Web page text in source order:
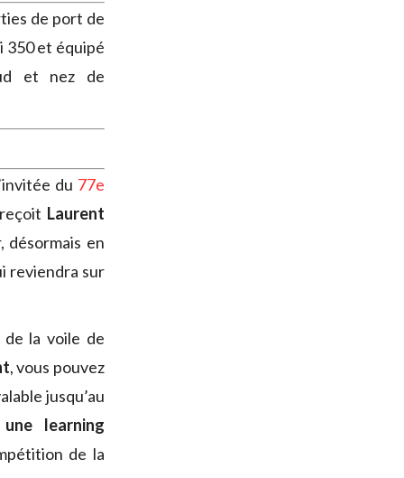
de port de
350 et équipé
et nez de
du 77e
Laurent
en
reviendra sur
de la voile de
, vous pouvez
jusqu’au
learning
de la